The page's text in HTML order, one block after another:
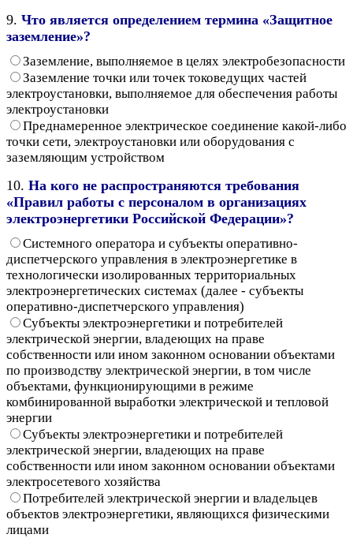
9. Что является определением термина «Защитное
заземление»?
Заземление, выполняемое в целях электробезопасности
Заземление точки или точек токоведущих частей
электроустановки, выполняемое для обеспечения работы
электроустановки
Преднамеренное электрическое соединение какой-либо
точки сети, электроустановки или оборудования с
заземляющим устройством
10. На кого не распространяются требования
«Правил работы с персоналом в организациях
электроэнергетики Российской Федерации»?
Системного оператора и субъекты оперативно-
диспетчерского управления в электроэнергетике в
технологически изолированных территориальных
электроэнергетических системах (далее - субъекты
оперативно-диспетчерского управления)
Субъекты электроэнергетики и потребителей
электрической энергии, владеющих на праве
собственности или ином законном основании объектами
по производству электрической энергии, в том числе
объектами, функционирующими в режиме
комбинированной выработки электрической и тепловой
энергии
Субъекты электроэнергетики и потребителей
электрической энергии, владеющих на праве
собственности или ином законном основании объектами
электросетевого хозяйства
Потребителей электрической энергии и владельцев
объектов электроэнергетики, являющихся физическими
лицами